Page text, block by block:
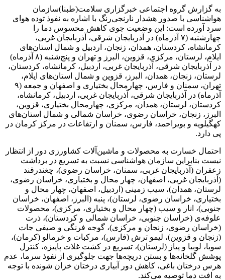
به گزارش گروه اجتماعی خبرگزاری سلامت(طبنا)سازمان
هواشناسی با صدور هشدار نارنجی‌رنگ با اشاره به نفوذ توده هوای
سرد آورده است: این وضعیت جوی کاهش محسوس دما را
چهارشنبه (۷ آذرماه) در آذربایجان شرقی، آذربایجان غربی،
کرمانشاه، کردستان، همدان، زنجان، اردبیل و شمال استان‌های
ایلام، لرستان، مرکزی، قزوین، البرز و تهران و پنج‌شنبه (۸ آذرماه)
در آذربایجان شرقی، آذربایجان غربی، اردبیل، کرمانشاه، کردستان،
لرستان، زنجان، همدان، البرز، قزوین و شمال استان‌های ایلام،
تهران، سمنان و فارس، چهارمحال بختیاری و اصفهان و جمعه (۹
آذرماه) در آذربایجان شرقی، آذربایجان غربی، اردبیل، کرمانشاه،
کردستان، لرستان، همدان، مرکزی، چهارمحال بختیاری، قزوین،
البرز، زنجان، خراسان رضوی، خراسان شمالی و شمال استان‌های
کهگیلویه و بویراحمد، فارس، سمنان و ارتفاعات در مرکز کرمان در
پی دارد.
احتمال خسارت به محصولات و ماشین‌آلات کشاورزی دور از انتظار
نیست بنابراین سازمان هواشناسی نسبت به تسریع در برداشت
زعفران (آذربایجان غربی، سمنان، خراسان رضوی)، چغندرقند
(آذربایجان غربی، اصفهان، چهار محال و بختیاری، خراسان رضوی،
لرستان، همدان)، سیب زمینی (اردبیل، اصفهان، چهار محال و
بختیاری، خراسان رضوی، لرستان)، پنبه (البرز، اصفهان، خراسان
جنوبی)، انار و سیب (چهار محال و بختیاری، مرکزی)، محصولات
علوفه‌ی (خراسان جنوبی، خراسان شمالی و کردستان)، ذرت
(خراسان رضوی، زنجان و مرکزی)، گوجه فرنگی و صیفی جات
(زنجان و قزوین)، لیمو ترش (فارس)، مرکبات و خرمالو (کرمان)،
سویا، لوبیا و پیاز (لرستان)، تسریع در کشت غلات پاییزه، کنترل
پوشش گلخانه‌ها و بستن دریچه‌ها جهت جلوگیری از نفوذ سرما، عدم
هرس درختان باغی، کاهش دور آبیاری درختان خزان شونده با توجه
به افت دما توصیه می‌کند.